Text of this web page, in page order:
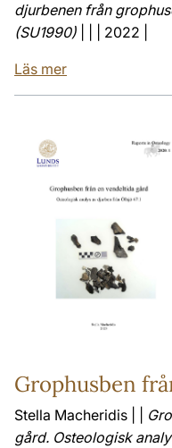
djurbenen från
(SU1990) | | | 2022 |
Läs mer
Grophusben
Stella Macheridis | |
gård. Osteologisk